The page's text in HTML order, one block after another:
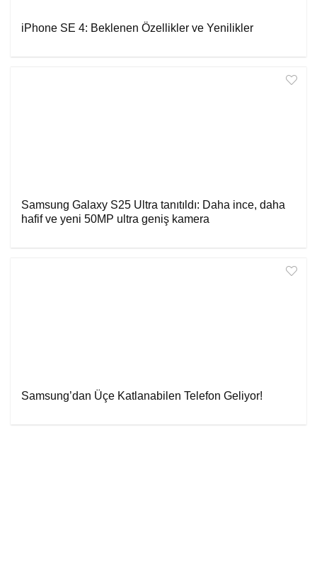
iPhone SE 4: Beklenen Özellikler ve Yenilikler
Samsung Galaxy S25 Ultra tanıtıldı: Daha ince, daha
hafif ve yeni 50MP ultra geniş kamera
Samsung’dan Üçe Katlanabilen Telefon Geliyor!